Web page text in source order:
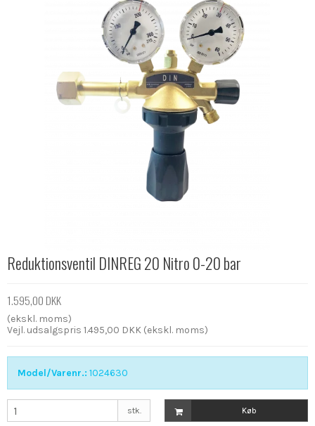
Reduktionsventil DINREG 20 Nitro 0-20 bar
1.595,00 DKK
(ekskl. moms)
Vejl. udsalgspris 1.495,00 DKK (ekskl. moms)
Model/Varenr.: 1024630
stk. Køb